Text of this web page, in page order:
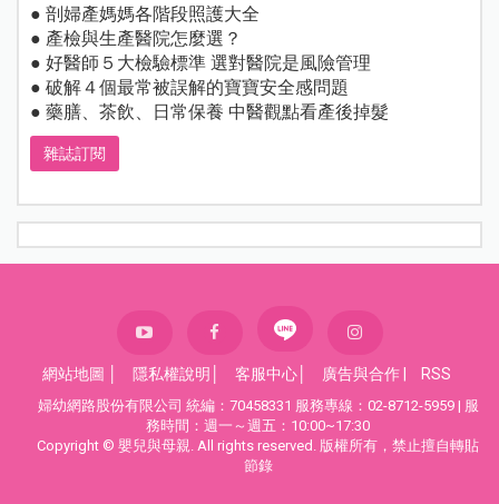
● 剖婦產媽媽各階段照護大全
● 產檢與生產醫院怎麼選？
● 好醫師５大檢驗標準 選對醫院是風險管理
● 破解４個最常被誤解的寶寶安全感問題
● 藥膳、茶飲、日常保養 中醫觀點看產後掉髮
雜誌訂閱
網站地圖 隱私權說明 客服中心 廣告與合作 RSS
婦幼網路股份有限公司 統編：70458331 服務專線：02-8712-5959 | 服
務時間：週一～週五：10:00~17:30
Copyright © 嬰兒與母親. All rights reserved. 版權所有，禁止擅自轉貼
節錄